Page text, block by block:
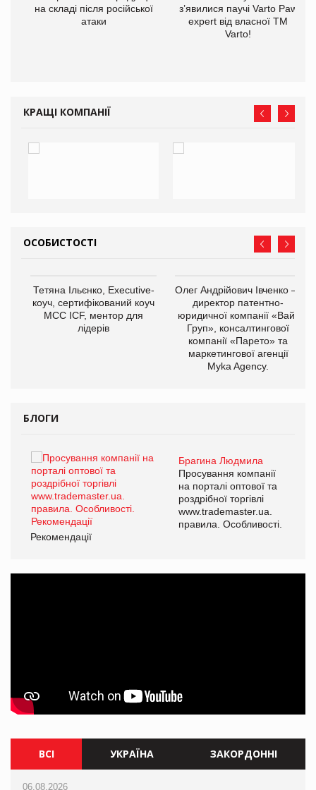
на складі після російської
атаки
з’явилися паучі Varto Paw
expert від власної ТМ
Varto!
КРАЩІ КОМПАНІЇ
ОСОБИСТОСТІ
Тетяна Ільєнко, Executive-
коуч, сертифікований коуч
МСС ICF, ментор для
лідерів
Олег Андрійович Івченко —
директор патентно-
юридичної компанії «Вайз
Груп», консалтингової
компанії «Парето» та
маркетингової агенції
Myka Agency.
БЛОГИ
Брагина Людмила
Просування компанії
на порталі оптової та
роздрібної торгівлі
www.trademaster.ua.
правила. Особливості.
Рекомендації
ВСІ УКРАЇНА ЗАКОРДОННІ
06.08.2026
06.08.2026
06.08.2026